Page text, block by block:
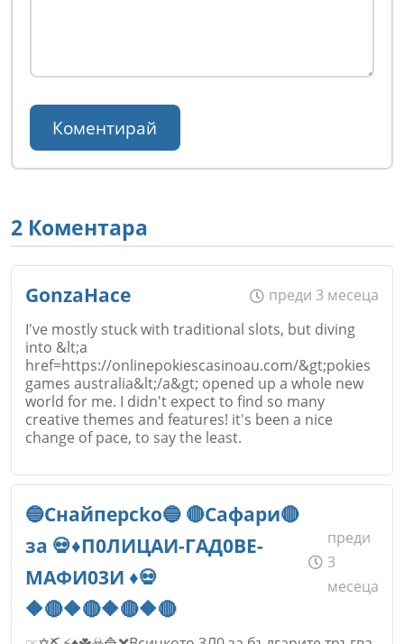
2 Коментара
GonzaHace
преди 3 месеца
I've mostly stuck with traditional slots, but diving
into &lt;a
href=https://onlinepokiescasinoau.com/&gt;pokies
games australia&lt;/a&gt; opened up a whole new
world for me. I didn't expect to find so many
creative themes and features! it's been a nice
change of pace, to say the least.
Email
🔵Cнaйпepcko🔵 🔴Caфapи🔴
зa 💀♦️П0ЛИЦAИ-ГAД0BE-
MAФИ03И ♦️💀
🔶🔴🔶🔴🔶🔴🔶🔴
преди
3
месеца